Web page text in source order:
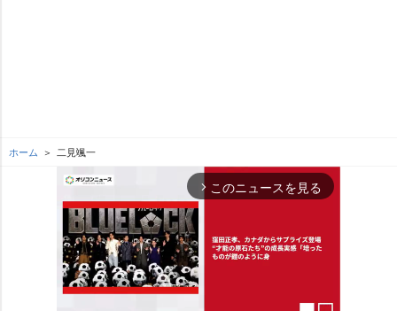
ホーム 二見颯一
arrow_forward_ios このニュースを見る